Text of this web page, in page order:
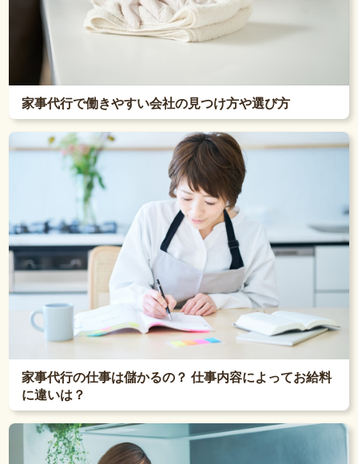
家事代行で働きやすい会社の見つけ方や選び方
家事代行の仕事は儲かるの？ 仕事内容によってお給料
に違いは？